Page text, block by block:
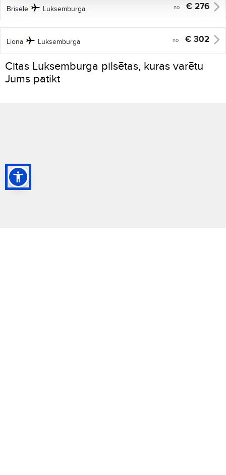
Brisele Luksemburga no € 276
Liona Luksemburga no € 302
Citas Luksemburga pilsētas, kuras varētu
Jums patikt